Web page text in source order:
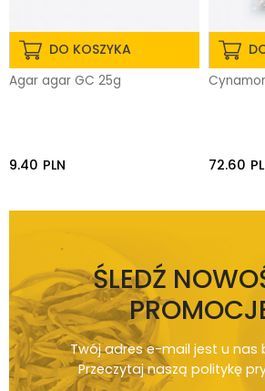
DO KOSZYKA
Agar agar GC 25g
9.40 PLN 72.60
ŚLEDŹ
Twój adres e-mail jest u nas
Przeczytaj naszą politykę